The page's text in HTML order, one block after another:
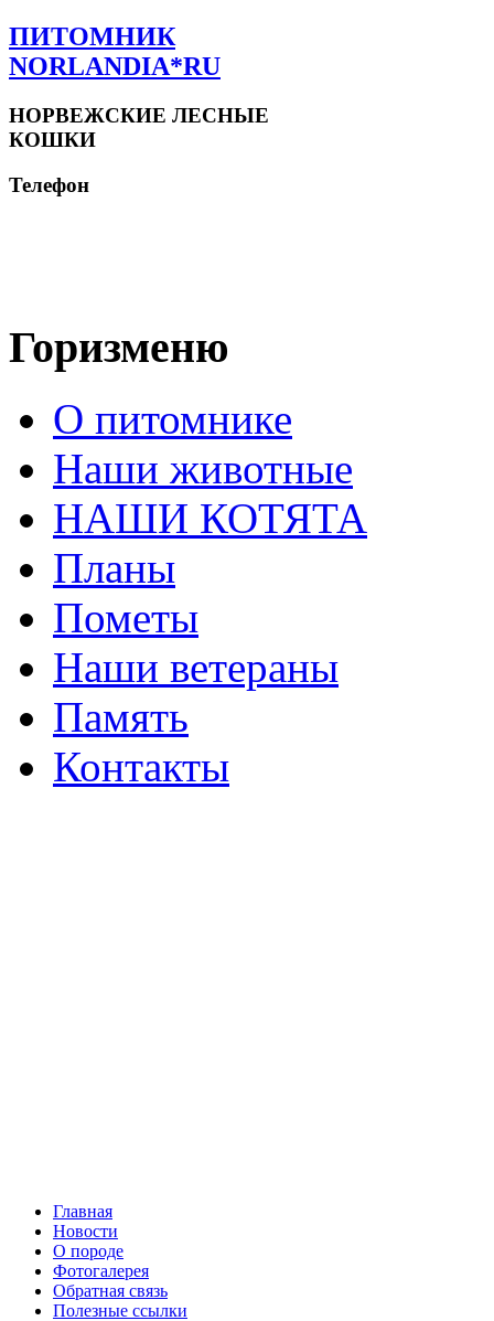
ПИТОМНИК
NORLANDIA*RU
НОРВЕЖСКИЕ ЛЕСНЫЕ
КОШКИ
Телефон
Горизменю
О питомнике
Наши животные
НАШИ КОТЯТА
Планы
Пометы
Наши ветераны
Память
Контакты
Главная
Новости
О породе
Фотогалерея
Обратная связь
Полезные ссылки